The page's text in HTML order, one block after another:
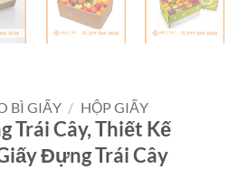
BÌ GIẤY / HỘP GIẤY
Trái Cây, Thiết Kế
Đựng Trái Cây